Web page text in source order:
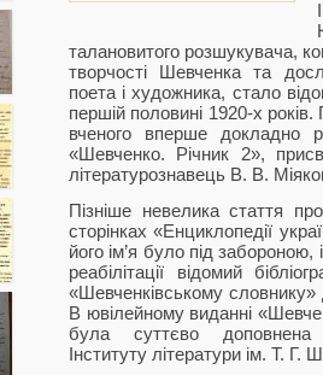
талановитого розшукувача,
творчості Шевченка та
поета і художника, стало
першій половині 1920-х
вченого вперше докладно
«Шевченко. Річник 2»,
літературознавець В. В.
Пізніше невелика стаття
сторінках «Енциклопедії
його ім’я було під забороною,
реабілітації відомий
«Шевченківському словнику»
В ювілейному виданні
була суттєво доповнена
Інституту літератури ім. Т.